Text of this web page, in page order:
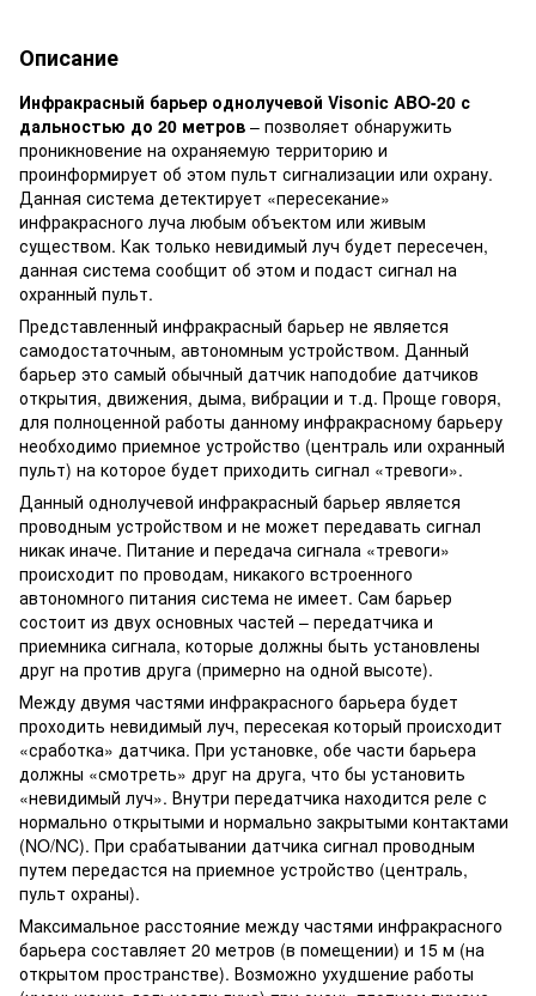
Описание
Инфракрасный барьер однолучевой Visonic ABO-20 с
дальностью до 20 метров – позволяет обнаружить
проникновение на охраняемую территорию и
проинформирует об этом пульт сигнализации или охрану.
Данная система детектирует «пересекание»
инфракрасного луча любым объектом или живым
существом. Как только невидимый луч будет пересечен,
данная система сообщит об этом и подаст сигнал на
охранный пульт.
Представленный инфракрасный барьер не является
самодостаточным, автономным устройством. Данный
барьер это самый обычный датчик наподобие датчиков
открытия, движения, дыма, вибрации и т.д. Проще говоря,
для полноценной работы данному инфракрасному барьеру
необходимо приемное устройство (централь или охранный
пульт) на которое будет приходить сигнал «тревоги».
Данный однолучевой инфракрасный барьер является
проводным устройством и не может передавать сигнал
никак иначе. Питание и передача сигнала «тревоги»
происходит по проводам, никакого встроенного
автономного питания система не имеет. Сам барьер
состоит из двух основных частей – передатчика и
приемника сигнала, которые должны быть установлены
друг на против друга (примерно на одной высоте).
Между двумя частями инфракрасного барьера будет
проходить невидимый луч, пересекая который происходит
«сработка» датчика. При установке, обе части барьера
должны «смотреть» друг на друга, что бы установить
«невидимый луч». Внутри передатчика находится реле с
нормально открытыми и нормально закрытыми контактами
(NO/NC). При срабатывании датчика сигнал проводным
путем передастся на приемное устройство (централь,
пульт охраны).
Максимальное расстояние между частями инфракрасного
барьера составляет 20 метров (в помещении) и 15 м (на
открытом пространстве). Возможно ухудшение работы